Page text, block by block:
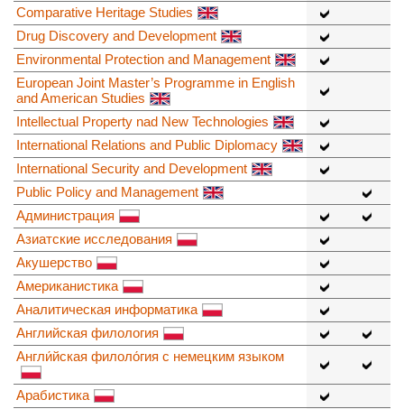
Comparative Heritage Studies
Drug Discovery and Development
Environmental Protection and Management
European Joint Master’s Programme in English
and American Studies
Intellectual Property nad New Technologies
International Relations and Public Diplomacy
International Security and Development
Public Policy and Management
Администрация
Азиатские исследования
Акушерство
Американистика
Аналитическая информатика
Английская филология
Англи́йская филоло́гия с немецким языком
Арабистика